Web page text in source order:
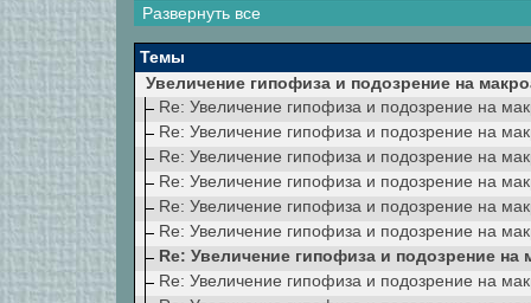
Развернуть все
Темы
Увеличение гипофиза и подозрение на
Re: Увеличение гипофиза и подозрение на
Re: Увеличение гипофиза и подозрение на
Re: Увеличение гипофиза и подозрение на
Re: Увеличение гипофиза и подозрение на
Re: Увеличение гипофиза и подозрение на
Re: Увеличение гипофиза и подозрение на
Re: Увеличение гипофиза и подозрение на
Re: Увеличение гипофиза и подозрение на